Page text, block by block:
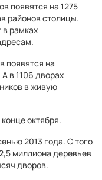
появятся на 1275
районов столицы.
в рамках
появятся на
в 1106 дворах
в живую
октября.
2013 года. С того
миллиона деревьев
дворов.